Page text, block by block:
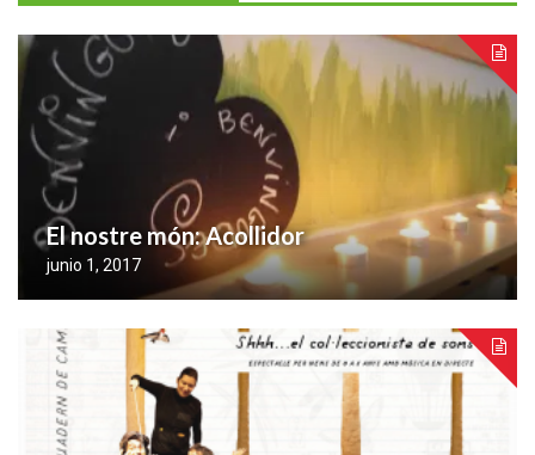
El nostre món: Acollidor
junio 1, 2017